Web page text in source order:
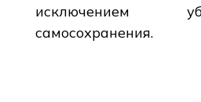
исключением
самосохранения.